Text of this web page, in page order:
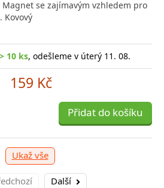
se zajímavým vzhledem pro
Kovový
10 ks, odešleme v úterý 11. 08.
159 Kč
Přidat do košíku
Ukaž vše
Další
a bezpečné nabíjení
v úterý 11. 08.
Přidat do košíku -